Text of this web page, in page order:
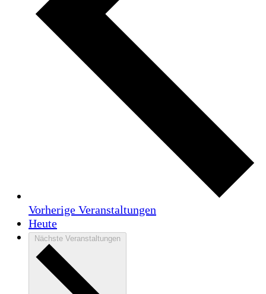
Vorherige Veranstaltungen
Heute
Nächste Veranstaltungen